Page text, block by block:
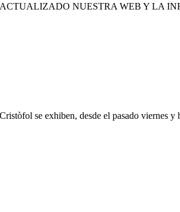
NUESTRA WEB Y LA
se exhiben, desde el pasado viernes y